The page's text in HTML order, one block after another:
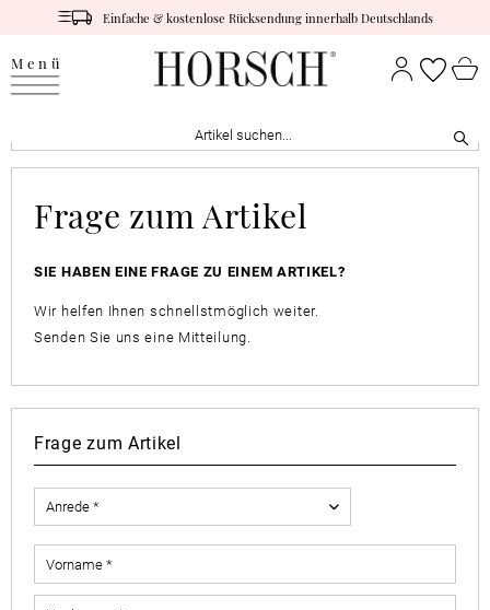
Einfache & kostenlose Rücksendung innerhalb Deutschlands
Menü
Frage zum Artikel
SIE HABEN EINE FRAGE ZU EINEM ARTIKEL?
Wir helfen Ihnen schnellstmöglich weiter.
Senden Sie uns eine Mitteilung.
Frage zum Artikel